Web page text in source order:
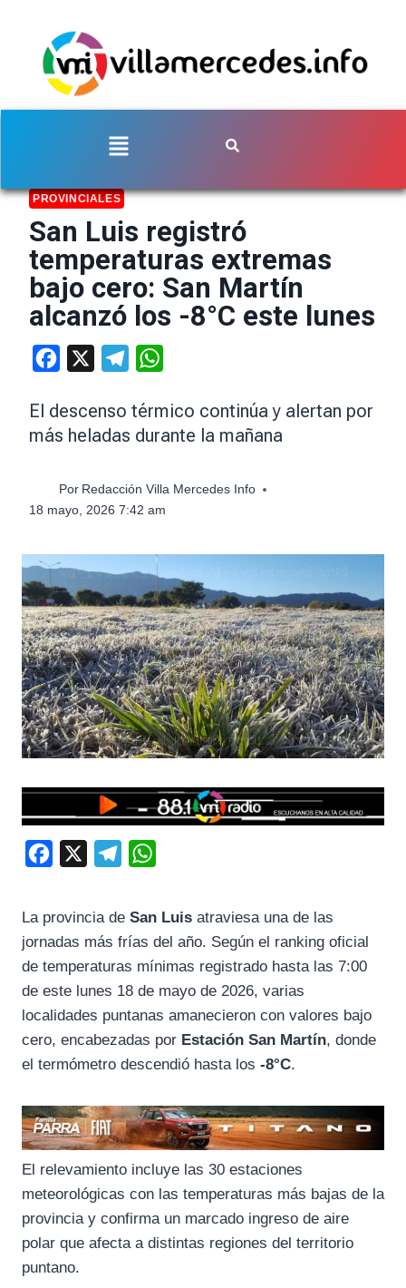
PROVINCIALES
San Luis registró
temperaturas extremas
bajo cero: San Martín
alcanzó los -8°C este lunes
Facebook Telegram
El descenso térmico continúa y alertan por
más heladas durante la mañana
Por Redacción Villa Mercedes Info
18 mayo, 2026 7:42 am
b
o
o
k
e
g
r
a
m
t
s
A
p
p
La provincia de San Luis atraviesa una de las
jornadas más frías del año. Según el ranking oficial
de temperaturas mínimas registrado hasta las 7:00
de este lunes 18 de mayo de 2026, varias
localidades puntanas amanecieron con valores bajo
cero, encabezadas por Estación San Martín, donde
el termómetro descendió hasta los -8°C.
El relevamiento incluye las 30 estaciones
meteorológicas con las temperaturas más bajas de la
provincia y confirma un marcado ingreso de aire
polar que afecta a distintas regiones del territorio
puntano.